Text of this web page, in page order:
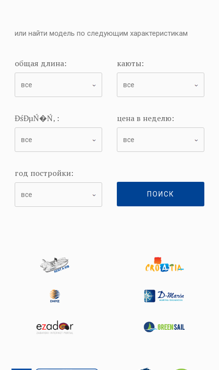
или найти модель по следующим характеристикам
общая длина: каюты:
ĐśĐµŃ�Ń‚ : цена в неделю:
год постройки:
ПОИСК